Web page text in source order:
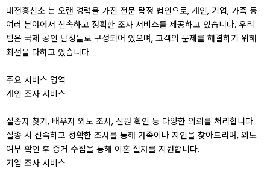
대전흥신소 는 오랜 경력을 가진 전문 탐정 법인으로, 개인, 기업, 가족 등
여러 분야에서 신속하고 정확한 조사 서비스를 제공하고 있습니다. 우리
팀은 국제 공인 탐정들로 구성되어 있으며, 고객의 문제를 해결하기 위해
최선을 다하고 있습니다.
주요 서비스 영역
개인 조사 서비스
실종자 찾기, 배우자 외도 조사, 신원 확인 등 다양한 의뢰를 처리합니다.
실종 시 신속하고 정확한 조사를 통해 가족이나 지인을 찾아드리며, 외도
여부 확인 후 증거 수집을 통해 이혼 절차를 지원합니다.
기업 조사 서비스